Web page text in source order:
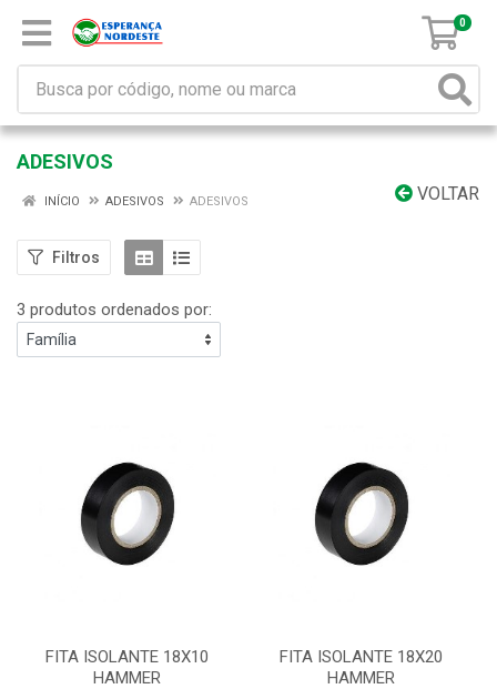
0
ADESIVOS
VOLTAR
INÍCIO ADESIVOS ADESIVOS
Filtros
3 produtos ordenados por:
FITA ISOLANTE 18X10
HAMMER
FITA ISOLANTE 18X20
HAMMER